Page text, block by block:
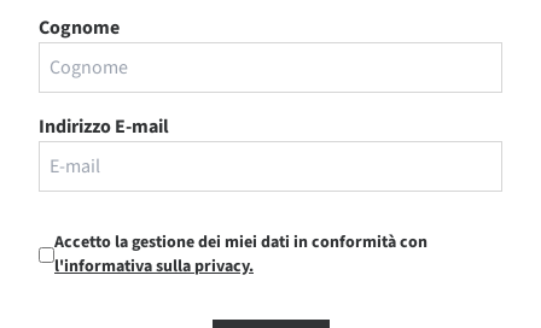
Cognome
Indirizzo E-mail
Accetto la gestione dei miei dati in conformità con
l'informativa sulla privacy.